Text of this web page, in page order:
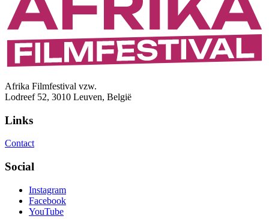
Afrika Filmfestival vzw.
Lodreef 52, 3010 Leuven, België
Links
Contact
Social
Instagram
Facebook
YouTube